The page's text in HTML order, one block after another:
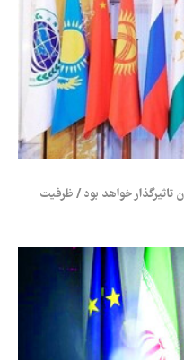
تاثیرگذار خواهد بود / ظرفیت